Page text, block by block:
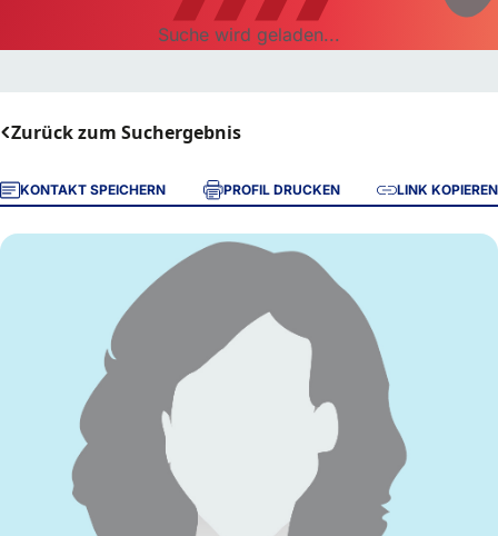
Suche wird geladen...
Zurück zum Suchergebnis
KONTAKT SPEICHERN PROFIL DRUCKEN LINK KOPIEREN